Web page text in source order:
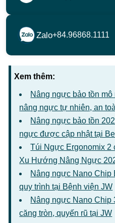
Zalo+84.96868.1111
Xem thêm:
Nâng ngực bảo tồn
nâng ngực tự nhiên, an
Nâng ngực bảo tồn
ngực được cập nhật tại
Túi Ngực Ergonomix 2
Xu Hướng Nâng Ngực
Nâng ngực Nano Chip
quy trình tại Bệnh viện JW
Nâng ngực Nano Chip
căng tròn, quyến rũ tại JW